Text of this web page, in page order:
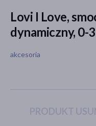
Lovi I Love,
dynamiczny, 0-
akcesoria
PRODUKT